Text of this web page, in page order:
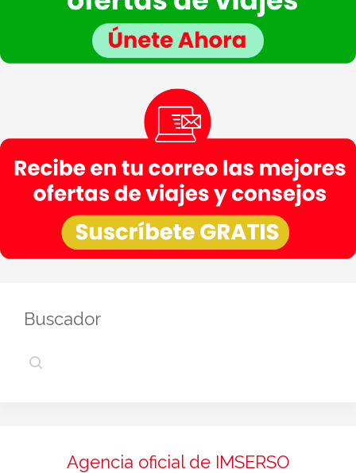
seguridad y otros temas.
Buscador
Agencia oficial de IMSERSO